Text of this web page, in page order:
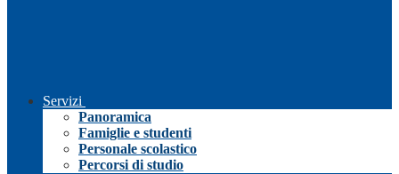
Servizi
Panoramica
Famiglie e studenti
Personale scolastico
Percorsi di studio